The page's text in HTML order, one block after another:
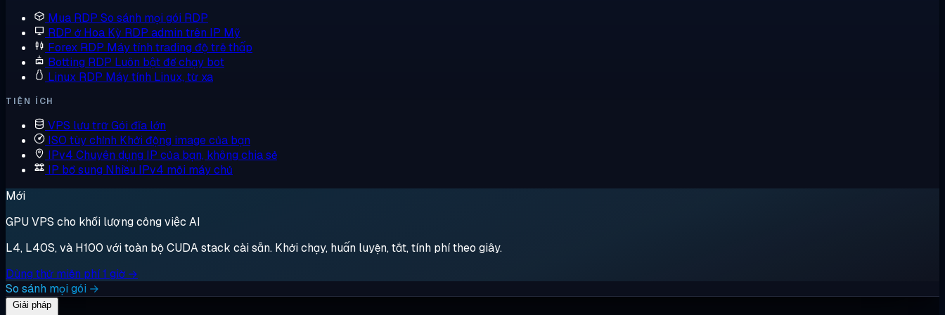
Mua RDP So sánh mọi gói RDP
RDP ở Hoa Kỳ RDP admin trên IP Mỹ
Forex RDP Máy tính trading độ trễ thấp
Botting RDP Luôn bật để chạy bot
Linux RDP Máy tính Linux, từ xa
TIỆN ÍCH
VPS lưu trữGói đĩa lớn
ISO tùy chỉnh Khởi động image của bạn
IPv4 Chuyên dụng IP của bạn, không chia sẻ
IP bổ sung Nhiều IPv4 mỗi máy chủ
Mới
GPU VPS cho khối lượng công việc AI
L4, L40S, và H100 với toàn bộ CUDA stack cài sẵn. Khởi chạy, huấn luyện, tắt, tính phí theo giây.
Dùng thử miễn phí 1 giờ →
So sánh mọi gói →